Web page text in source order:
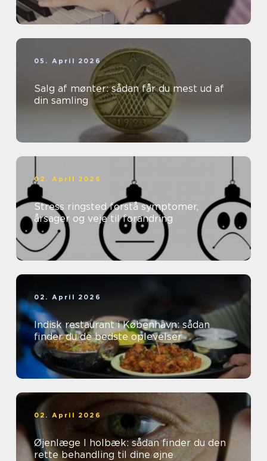
05. April 2026
Salg af mønter: sådan får du mest ud af
din samling
02. April 2026
Stress ringsted forstå symptomer,
årsager og veje til forandring
02. April 2026
Indisk restaurant i København: sådan
finder du de bedste oplevelser
02. April 2026
Øjenlæge I holbæk: sådan finder du den
rette behandling til dine øjne